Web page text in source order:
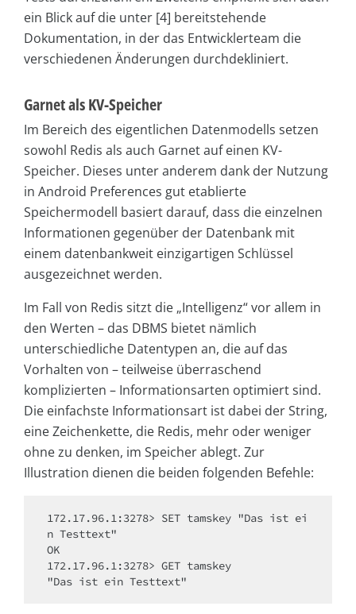
ein Blick auf die unter [4] bereitstehende
Dokumentation, in der das Entwicklerteam die
verschiedenen Änderungen durchdekliniert.
Garnet als KV-Speicher
Im Bereich des eigentlichen Datenmodells setzen
sowohl Redis als auch Garnet auf einen KV-
Speicher. Dieses unter anderem dank der Nutzung
in Android Preferences gut etablierte
Speichermodell basiert darauf, dass die einzelnen
Informationen gegenüber der Datenbank mit
einem datenbankweit einzigartigen Schlüssel
ausgezeichnet werden.
Im Fall von Redis sitzt die „Intelligenz“ vor allem in
den Werten – das DBMS bietet nämlich
unterschiedliche Datentypen an, die auf das
Vorhalten von – teilweise überraschend
komplizierten – Informationsarten optimiert sind.
Die einfachste Informationsart ist dabei der String,
eine Zeichenkette, die Redis, mehr oder weniger
ohne zu denken, im Speicher ablegt. Zur
Illustration dienen die beiden folgenden Befehle:
172.17.96.1:3278> SET tamskey "Das ist ei
n Testtext"
OK
172.17.96.1:3278> GET tamskey